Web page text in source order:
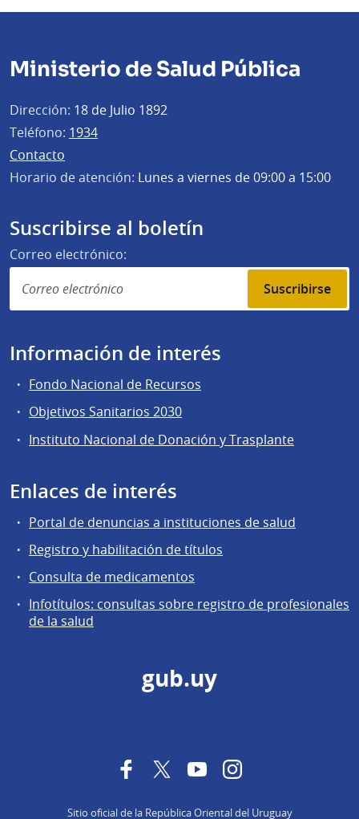
Ministerio de Salud Pública
Dirección: 18 de Julio 1892
Teléfono: 1934
Contacto
Horario de atención: Lunes a viernes de 09:00 a 15:00
Suscribirse al boletín
Correo electrónico:
Suscribirse
Información de interés
Fondo Nacional de Recursos
Objetivos Sanitarios 2030
Instituto Nacional de Donación y Trasplante
Enlaces de interés
Portal de denuncias a instituciones de salud
Registro y habilitación de títulos
Consulta de medicamentos
Infotítulos: consultas sobre registro de profesionales
de la salud
gub.uy
FacebookTwitterYouTubeInstagram
Sitio oficial de la República Oriental del Uruguay